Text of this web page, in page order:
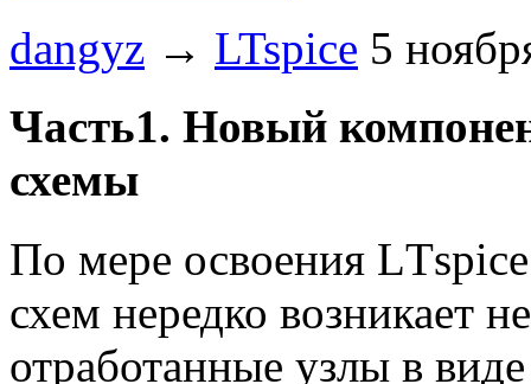
dangyz → LTspice 5
Часть1. Новый
схемы
По мере освоения
схем нередко возникает
отработанные узлы в